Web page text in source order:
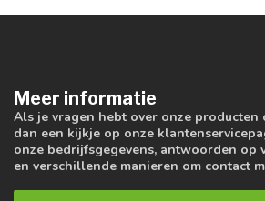
Meer informatie
Als je vragen hebt over onze producten
dan een kijkje op onze
onze bedrijfsgegevens, antwoorden op
en verschillende manieren om contact